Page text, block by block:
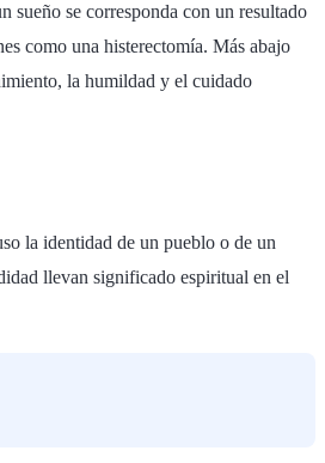
sueño se corresponda con un resultado
como una histerectomía. Más abajo
la humildad y el cuidado
la identidad de un pueblo o de un
llevan significado espiritual en el